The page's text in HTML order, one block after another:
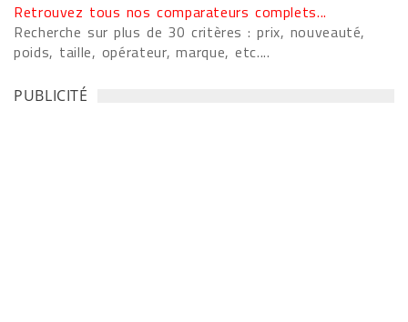
Retrouvez tous nos comparateurs complets...
Recherche sur plus de 30 critères : prix, nouveauté,
poids, taille, opérateur, marque, etc....
PUBLICITÉ